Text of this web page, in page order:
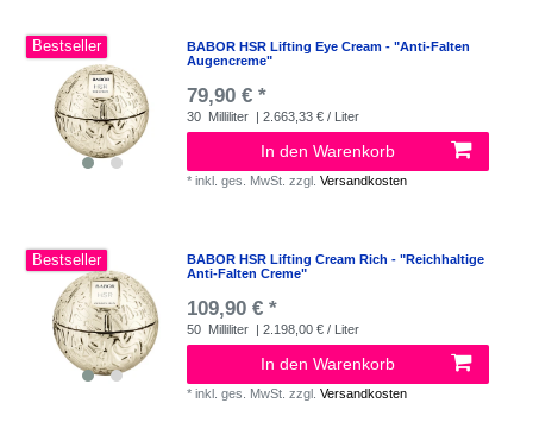
Bestseller
BABOR HSR Lifting Eye Cream - "Anti-Falten
Augencreme"
79,90 € *
30 Milliliter | 2.663,33 € / Liter
In den Warenkorb
*inkl. ges. MwSt. zzgl.Versandkosten
Bestseller
BABOR HSR Lifting Cream Rich - "Reichhaltige
Anti-Falten Creme"
109,90 € *
50 Milliliter | 2.198,00 € / Liter
In den Warenkorb
*inkl. ges. MwSt. zzgl.Versandkosten